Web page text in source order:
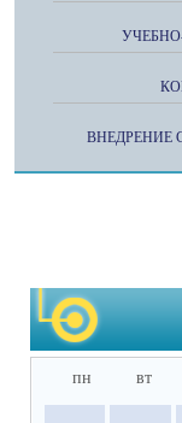
ВНЕДРЕНИЕ
пн вт